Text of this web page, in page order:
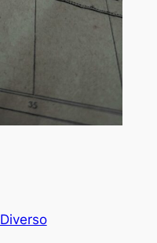
Diverso